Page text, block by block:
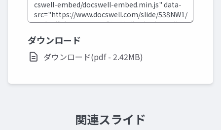
ダウンロード
ダウンロード(pdf - 2.42MB)
関連スライド